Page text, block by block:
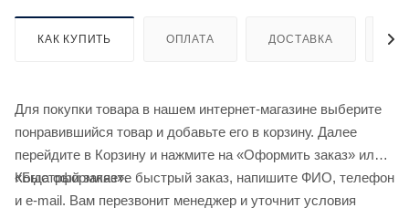
КАК КУПИТЬ ОПЛАТА ДОСТАВКА
Для покупки товара в нашем интернет-магазине выберите
понравившийся товар и добавьте его в корзину. Далее
перейдите в Корзину и нажмите на «Оформить заказ» или
«Быстрый заказ».
Когда оформляете быстрый заказ, напишите ФИО, телефон
и e-mail. Вам перезвонит менеджер и уточнит условия